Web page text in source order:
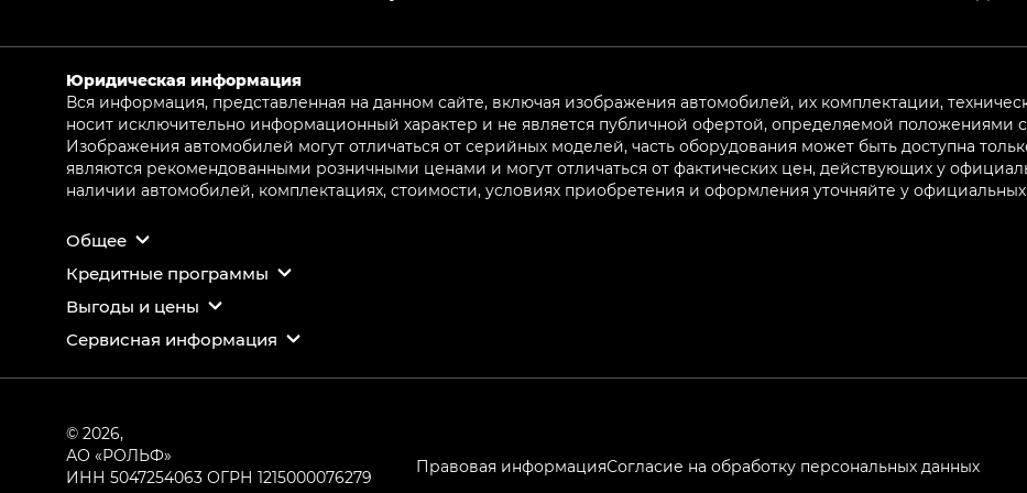
Юридическая информация
Вся информация, представленная на данном сайте, включая изображения автомобилей, их комплектации,
носит исключительно информационный характер и не является публичной офертой, определяемой положениями
Изображения автомобилей могут отличаться от серийных моделей, часть оборудования может быть доступна
являются рекомендованными розничными ценами и могут отличаться от фактических цен, действующих у
наличии автомобилей, комплектациях, стоимости, условиях приобретения и оформления уточняйте у
Общее
Кредитные программы
Выгоды и цены
Сервисная информация
© 2026,
АО «РОЛЬФ»
ИНН 5047254063 ОГРН 1215000076279
Правовая информацияСогласие на обработку персональных данных